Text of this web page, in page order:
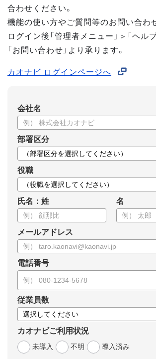
合わせください。
機能の使い方やご質問等のお問い合わ
ログイン後「管理者メニュー」＞「ヘル
「お問い合わせ」より承ります。
カオナビ ログインページへ
会社名
部署区分
役職
氏名：姓 名
メールアドレス
電話番号
従業員数
カオナビご利用状況
未導入
不明 導入済み